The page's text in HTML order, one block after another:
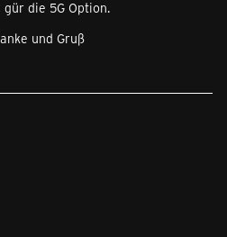
die 5G Option.
und Gruß